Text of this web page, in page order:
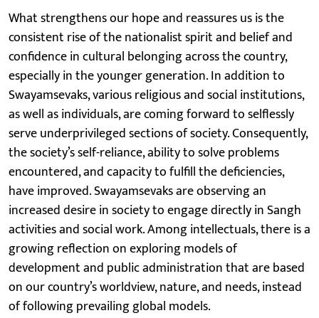
What strengthens our hope and reassures us is the
consistent rise of the nationalist spirit and belief and
confidence in cultural belonging across the country,
especially in the younger generation. In addition to
Swayamsevaks, various religious and social institutions,
as well as individuals, are coming forward to selflessly
serve underprivileged sections of society. Consequently,
the society’s self-reliance, ability to solve problems
encountered, and capacity to fulfill the deficiencies,
have improved. Swayamsevaks are observing an
increased desire in society to engage directly in Sangh
activities and social work. Among intellectuals, there is a
growing reflection on exploring models of
development and public administration that are based
on our country’s worldview, nature, and needs, instead
of following prevailing global models.